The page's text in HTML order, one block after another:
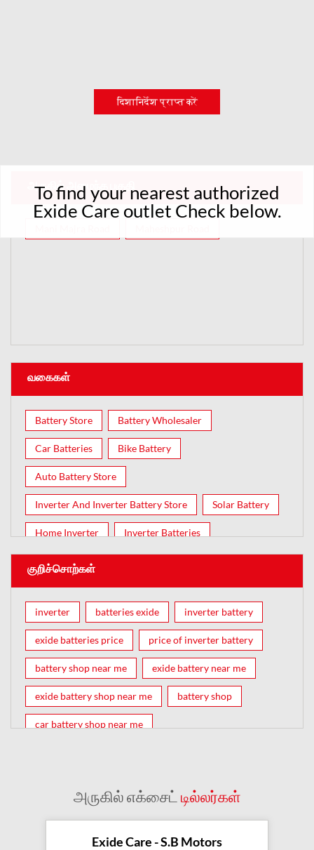
To find your nearest authorized
Exide Care outlet Check below.
दिशानिर्देश प्राप्त करें
அருகில் அமைந்த பகுதி
வகைகள்
Battery Store Battery Wholesaler
Car Batteries Bike Battery
Auto Battery Store
Inverter And Inverter Battery Store Solar Battery
Home Inverter Inverter Batteries
குறிச்சொற்கள்
inverter batteries exide inverter battery
exide batteries price price of inverter battery
battery shop near me exide battery near me
exide battery shop near me battery shop
car battery shop near me
inverter battery shop near me
exide dealer near me exide showroom near me
அருகில் எக்சைட் டில்லர்கள்
Exide Care - S.B Motors